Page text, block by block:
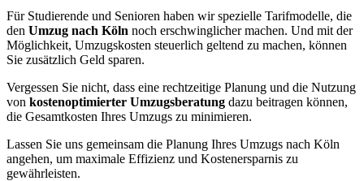
Für Studierende und Senioren haben wir spezielle Tarifmodelle, die
den Umzug nach Köln noch erschwinglicher machen. Und mit der
Möglichkeit, Umzugskosten steuerlich geltend zu machen, können
Sie zusätzlich Geld sparen.
Vergessen Sie nicht, dass eine rechtzeitige Planung und die Nutzung
von kostenoptimierter Umzugsberatung dazu beitragen können,
die Gesamtkosten Ihres Umzugs zu minimieren.
Lassen Sie uns gemeinsam die Planung Ihres Umzugs nach Köln
angehen, um maximale Effizienz und Kostenersparnis zu
gewährleisten.